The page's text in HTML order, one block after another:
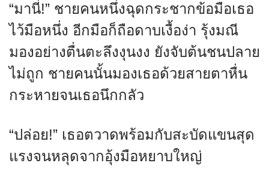
“มานี่!” ชายคนหนึ่งฉุดกระชากข้อมือเธอ
ไว้มือหนึ่ง อีกมือก็ถือดาบเงื้อง่า รุ้งมณี
มองอย่างตื่นตะลึงงุนงง ยังจับต้นชนปลาย
ไม่ถูก ชายคนนั้นมองเธอด้วยสายตาหื่น
กระหายจนเธอนึกกลัว
“ปล่อย!” เธอตวาดพร้อมกับสะบัดแขนสุด
แรงจนหลุดจากอุ้งมือหยาบใหญ่